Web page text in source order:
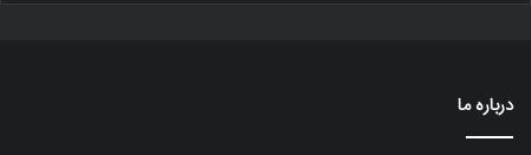
درباره ما